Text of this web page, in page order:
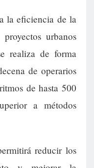
la eficiencia de la
urbanos
realiza de forma
de operarios
de hasta 500
a métodos
reducir los